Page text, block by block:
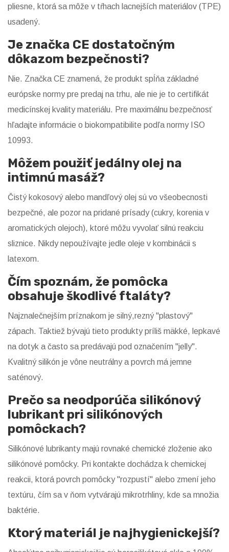
pliesne, ktorá sa môže v tŕhach lacnejších materiálov (TPE)
usadený.
Je značka CE dostatočným
dôkazom bezpečnosti?
Nie. Značka CE znamená, že produkt spĺňa základné
európske normy pre predaj na trhu, ale nie je to certifikát
medicínskej kvality materiálu. Pre maximálnu bezpečnosť
hľadajte informácie o biokompatibilite podľa normy ISO
10993.
Môžem použiť jedálny olej na
intimnú masáž?
Čistý kokosový alebo mandľový olej sú vo všeobecnosti
bezpečné, ale pozor na pridané prísady (cukry, korenia v
aromatických olejoch), ktoré môžu vyvolať silnú reakciu
sliznice. Nikdy nepoužívajte jedle oleje v kombinácii s
latexom.
Čím spoznám, že pomôcka
obsahuje škodlivé ftaláty?
Najznalečnejším príznakom je silný,rezný "plastový"
zápach. Taktiež bývajú tieto produkty príliš mäkké, lepkavé
na dotyk a často sa predávajú pod označením "jelly".
Kvalitný silikón je vône neutrálny a povrch má jemne
saténový.
Prečo sa neodporúča silikónový
lubrikant pri silikónových
pomôckach?
Silikónové lubrikanty majú rovnaké chemické zloženie ako
silikónové pomôcky. Pri kontakte dochádza k chemickej
reakcii, ktorá povrch pomôcky "rozpustí" alebo zmení jeho
textúru, čím sa v ňom vytvárajú mikrotrhliny, kde sa množia
baktérie.
Ktorý materiál je najhygienickejší?